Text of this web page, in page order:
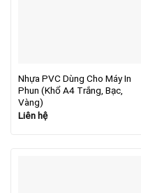
Nhựa PVC Dùng Cho Máy In
Phun (Khổ A4 Trắng, Bạc,
Vàng)
Liên hệ